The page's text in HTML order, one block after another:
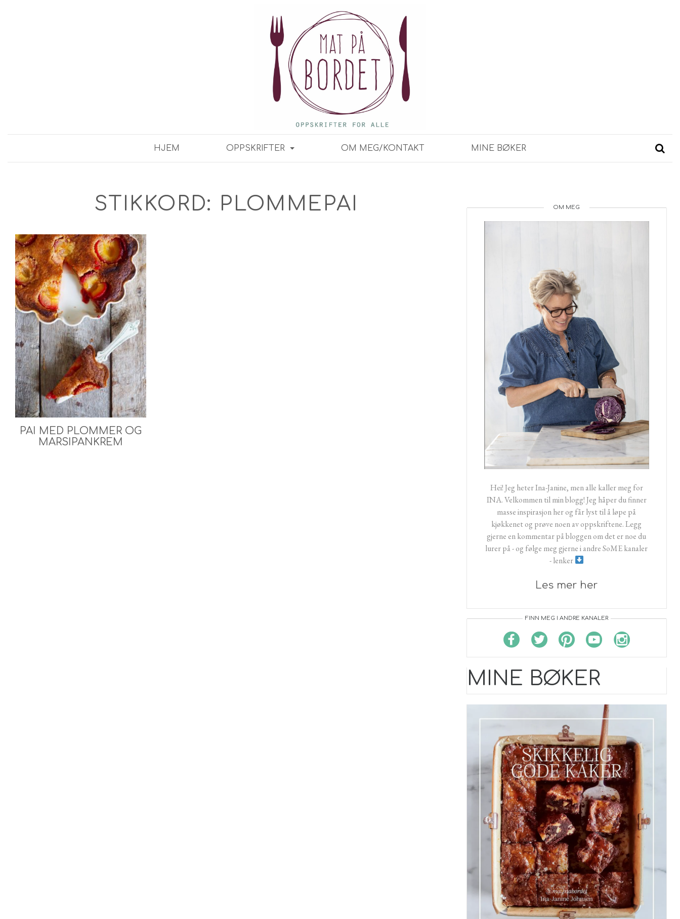
HJEM OPPSKRIFTER OM MEG/KONTAKT MINE BØKER
STIKKORD: PLOMMEPAI
PAI MED PLOMMER OG
MARSIPANKREM
OM MEG
Hei! Jeg heter Ina-Janine, men alle kaller meg for
INA. Velkommen til min blogg! Jeg håper du finner
masse inspirasjon her og får lyst til å løpe på
kjøkkenet og prøve noen av oppskriftene. Legg
gjerne en kommentar på bloggen om det er noe du
lurer på - og følge meg gjerne i andre SoME kanaler
- lenker
Les mer her
FINN MEG I ANDRE KANALER
MINE BØKER